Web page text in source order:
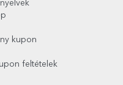
kupon
feltételek